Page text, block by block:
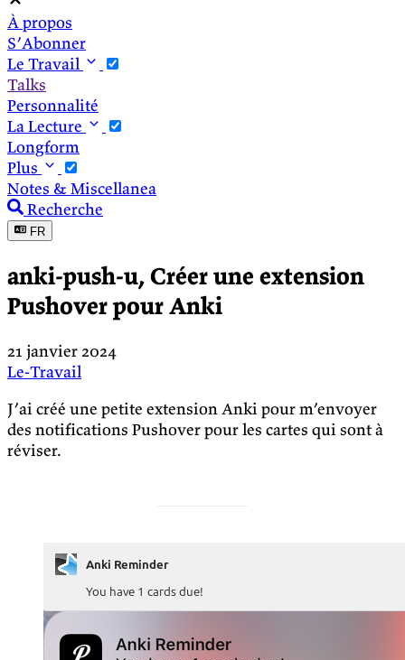
À propos
S’Abonner
Le Travail
Talks
Personnalité
La Lecture
Longform
Plus
Notes & Miscellanea
Recherche
FR
anki-push-u, Créer une extension
Pushover pour Anki
21 janvier 2024
Le-Travail
J’ai créé une petite extension Anki pour m’envoyer
des notifications Pushover pour les cartes qui sont à
réviser.